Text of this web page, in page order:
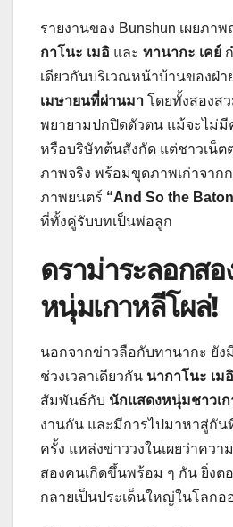
รายงานของ Bunshun เผยภา
กาโนะ เมอิ และ ทานากะ เคย์
เดียวกันบริเวณหน้าบ้านของฝ่
เมษายนที่ผ่านมา โดยทั้งสองส
พยายามปกปิดตัวตน แม้จะไม่
หรือบริษัทต้นสังกัด แต่ชาวเน็ต
ภาพจริง พร้อมขุดภาพเก่าจาก
ภาพยนตร์ “And So the
ที่ทั้งคู่รับบทเป็นพ่อลูก
ดราม่าระลอกส
หนุ่มเกาหลีโผล่!
นอกจากข่าวลือกับทานากะ ยัง
ช่วงเวลาเดียวกัน นากาโนะ เมอิ
สัมพันธ์กับ นักแสดงหนุ่มชาวเ
งานกัน และมีการไปมาหาสู่กั
ครั้ง แหล่งข่าววงในเผยว่าคว
สองคนเกิดขึ้นพร้อม ๆ กัน ยิ่งต
กลายเป็นประเด็นใหญ่ในโลกอ